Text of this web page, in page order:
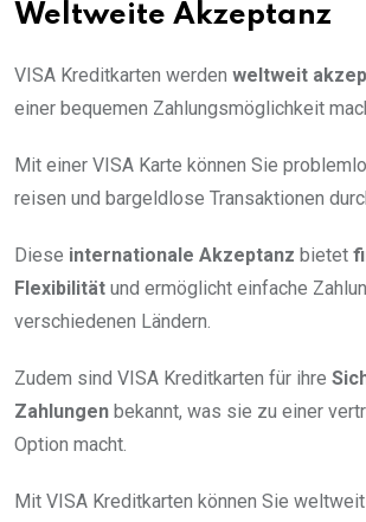
Weltweite Akzeptanz
VISA Kreditkarten werden weltweit
einer bequemen Zahlungsmöglichkeit
Mit einer VISA Karte können Sie
reisen und bargeldlose Transaktionen
Diese internationale Akzeptanz bietet
Flexibilität und ermöglicht einfache
verschiedenen Ländern.
Zudem sind VISA Kreditkarten für ihre
Zahlungen bekannt, was sie zu einer
Option macht.
Mit VISA Kreditkarten können Sie